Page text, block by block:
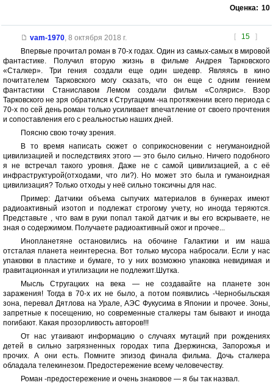
Оценка: 10
[ 15 ]
vam-1970, 8 октября 2018 г.
Впервые прочитал роман в 70-х годах. Один из самых-самых в мировой
фантастике. Получил вторую жизнь в фильме Андрея Тарковского
«Сталкер». Три гения создали еще один шедевр. Являясь в кино
почитателем Тарковского могу сказать, что он еще с одним гением
фантастики Станиславом Лемом создали фильм «Солярис». Взор
Тарковского не зря обратился к Стругацким -на протяжении всего периода с
70-х по сей день роман только усиливает впечатление от своего прочтения
и сопоставления его с реальностью наших дней.
Поясню свою точку зрения.
В то время написать сюжет о соприкосновении с негуманоидной
цивилизацией и последствиях этого — это было сильно. Ничего подобного
я не встречал такого уровня. Даже не с самой цивилизацией, а с её
инфраструктурой(отходами, что ли?). Но может это была и гуманоидная
цивилизация? Только отходы у неё сильно токсичны для нас.
Пример: Датчики объема сыпучих материалов в бункерах имеют
радиоактивный изотоп и подлежат строгому учету, но иногда теряются.
Представьте , что вам в руки попал такой датчик и вы его вскрываете, не
зная о содержимом. Получаете радиоактивный ожог и прочее...
Инопланетяне остановились на обочине Галактики и им наша
отсталая планета неинтересна. Вот только мусора набросали. Если у нас
упаковки в пластике и бумаге, то у них возможно упаковка невидимая и
гравитационная и утилизации не подлежит.Шутка.
Мысль Стругацких на века — не создавайте на планете зон
заражения! Тогда в 70-х их не было, а потом появились -Чернобыльская
зона, перевал Дятлова на Урале, АЭС Фукусима в Японии и прочее. Зоны,
запретные к посещению, но современные сталкеры там бывают и иногда
погибают. Какая прозорливость авторов!!!
От нас утаивают информацию о случаях мутаций при рождениях
детей в сильно загрязненных городах типа Дзержинска, Запорожья и
прочих. А они есть. Помните эпизод финала фильма. Дочь сталкера
обладала телекинезом. Предостережение всему человечеству.
Роман -предостережение и очень знаковое — я бы так назвал.